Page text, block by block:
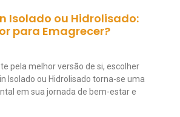
Isolado ou Hidrolisado:
para Emagrecer?
pela melhor versão de si, escolher
Isolado ou Hidrolisado torna-se uma
em sua jornada de bem-estar e